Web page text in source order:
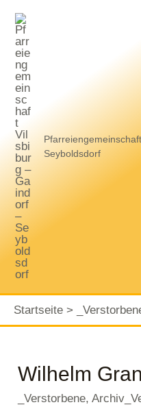
Inhalt
springen
Seyboldsdorf
Startseite
Wilhelm
_Verstorbene,